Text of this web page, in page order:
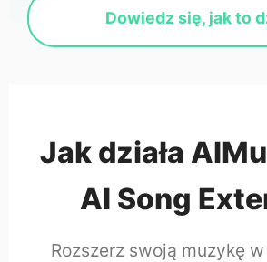
Dowiedz się, jak to
Jak działa
AI Song
Rozszerz swoją muzykę